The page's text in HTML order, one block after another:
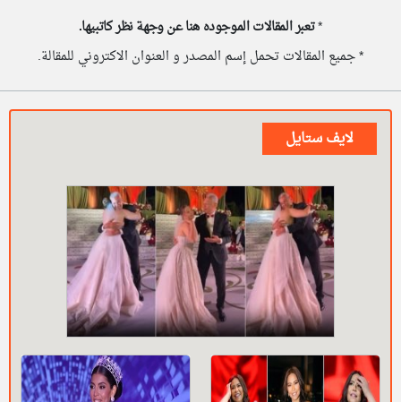
*تعبر المقالات الموجوده هنا عن وجهة نظر كاتبيها.
* جميع المقالات تحمل إسم المصدر و العنوان الاكتروني للمقالة.
لايف ستايل